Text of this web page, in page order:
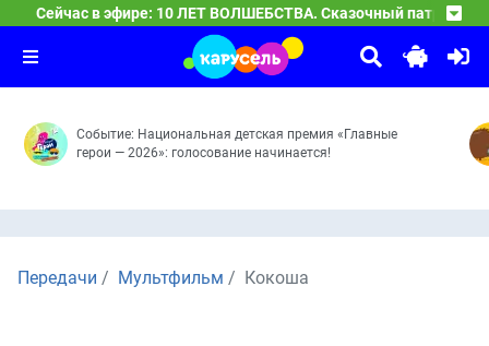
Сейчас в эфире: 10 ЛЕТ ВОЛШЕБСТВА. Сказочный патруль
19:45
Долгие сборы — Тайна Лукоморья — Волшебный
21:00
Поля, Тим и Лёва
Команда – это сила! — Бука в животе — Кем будет
Ми-Ми-Мишки
День рождения Вали — Плохой Валя — Мультик —
Событие: Национальная детская премия «Главные
герои — 2026»: голосование начинается!
Передачи Мультфильм Кокоша